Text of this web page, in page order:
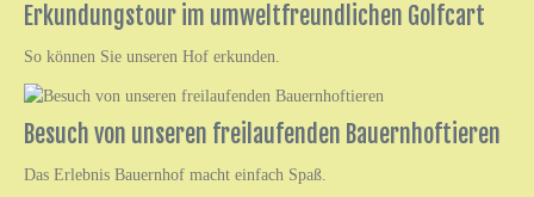
Erkundungstour im umweltfreundlichen Golfcart
So können Sie unseren Hof erkunden.
Besuch von unseren freilaufenden Bauernhoftieren
Das Erlebnis Bauernhof macht einfach Spaß.